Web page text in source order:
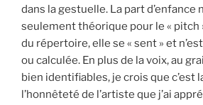
dans la gestuelle. La part d’enfance
seulement théorique pour le « pitch
du répertoire, elle se « sent » et
ou calculée. En plus de la voix, au
bien identifiables, je crois que c’est
l’honnêteté de l’artiste que j’ai